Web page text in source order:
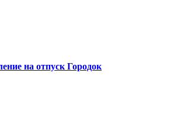
на отпуск Городок